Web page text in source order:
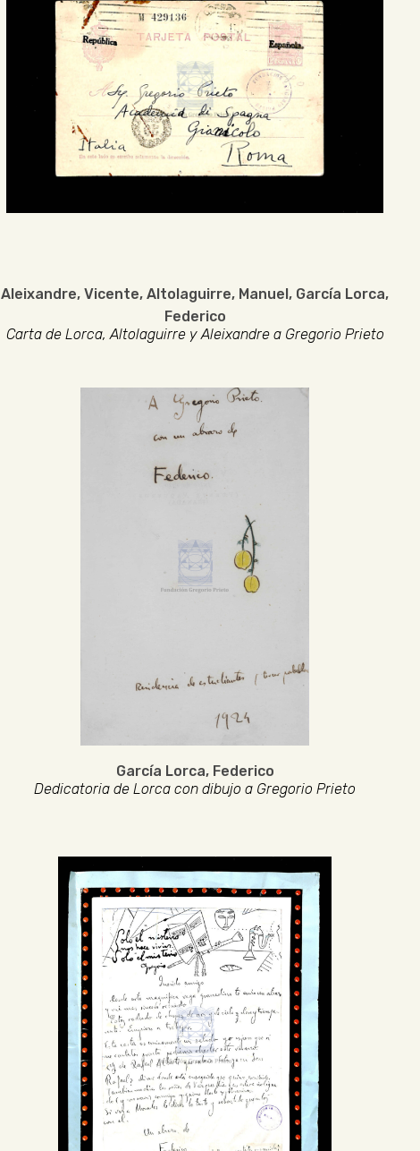
Aleixandre, Vicente, Altolaguirre, Manuel, García Lorca,
Federico
Carta de Lorca, Altolaguirre y Aleixandre a Gregorio Prieto
García Lorca, Federico
Dedicatoria de Lorca con dibujo a Gregorio Prieto